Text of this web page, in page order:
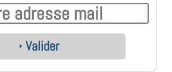
Valider